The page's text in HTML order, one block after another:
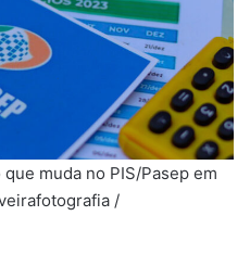
muda no PIS/Pasep em
/